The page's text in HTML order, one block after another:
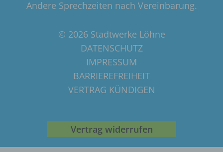
Andere Sprechzeiten nach Vereinbarung.
© 2026 Stadtwerke Löhne
DATENSCHUTZ
IMPRESSUM
BARRIEREFREIHEIT
VERTRAG KÜNDIGEN
Vertrag widerrufen